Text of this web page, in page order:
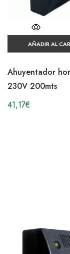
AÑADIR AL
Ahuyentador
230V 200mts
41,17€